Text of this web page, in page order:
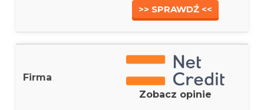
>> SPRAWDŹ <<
Zobacz opinie